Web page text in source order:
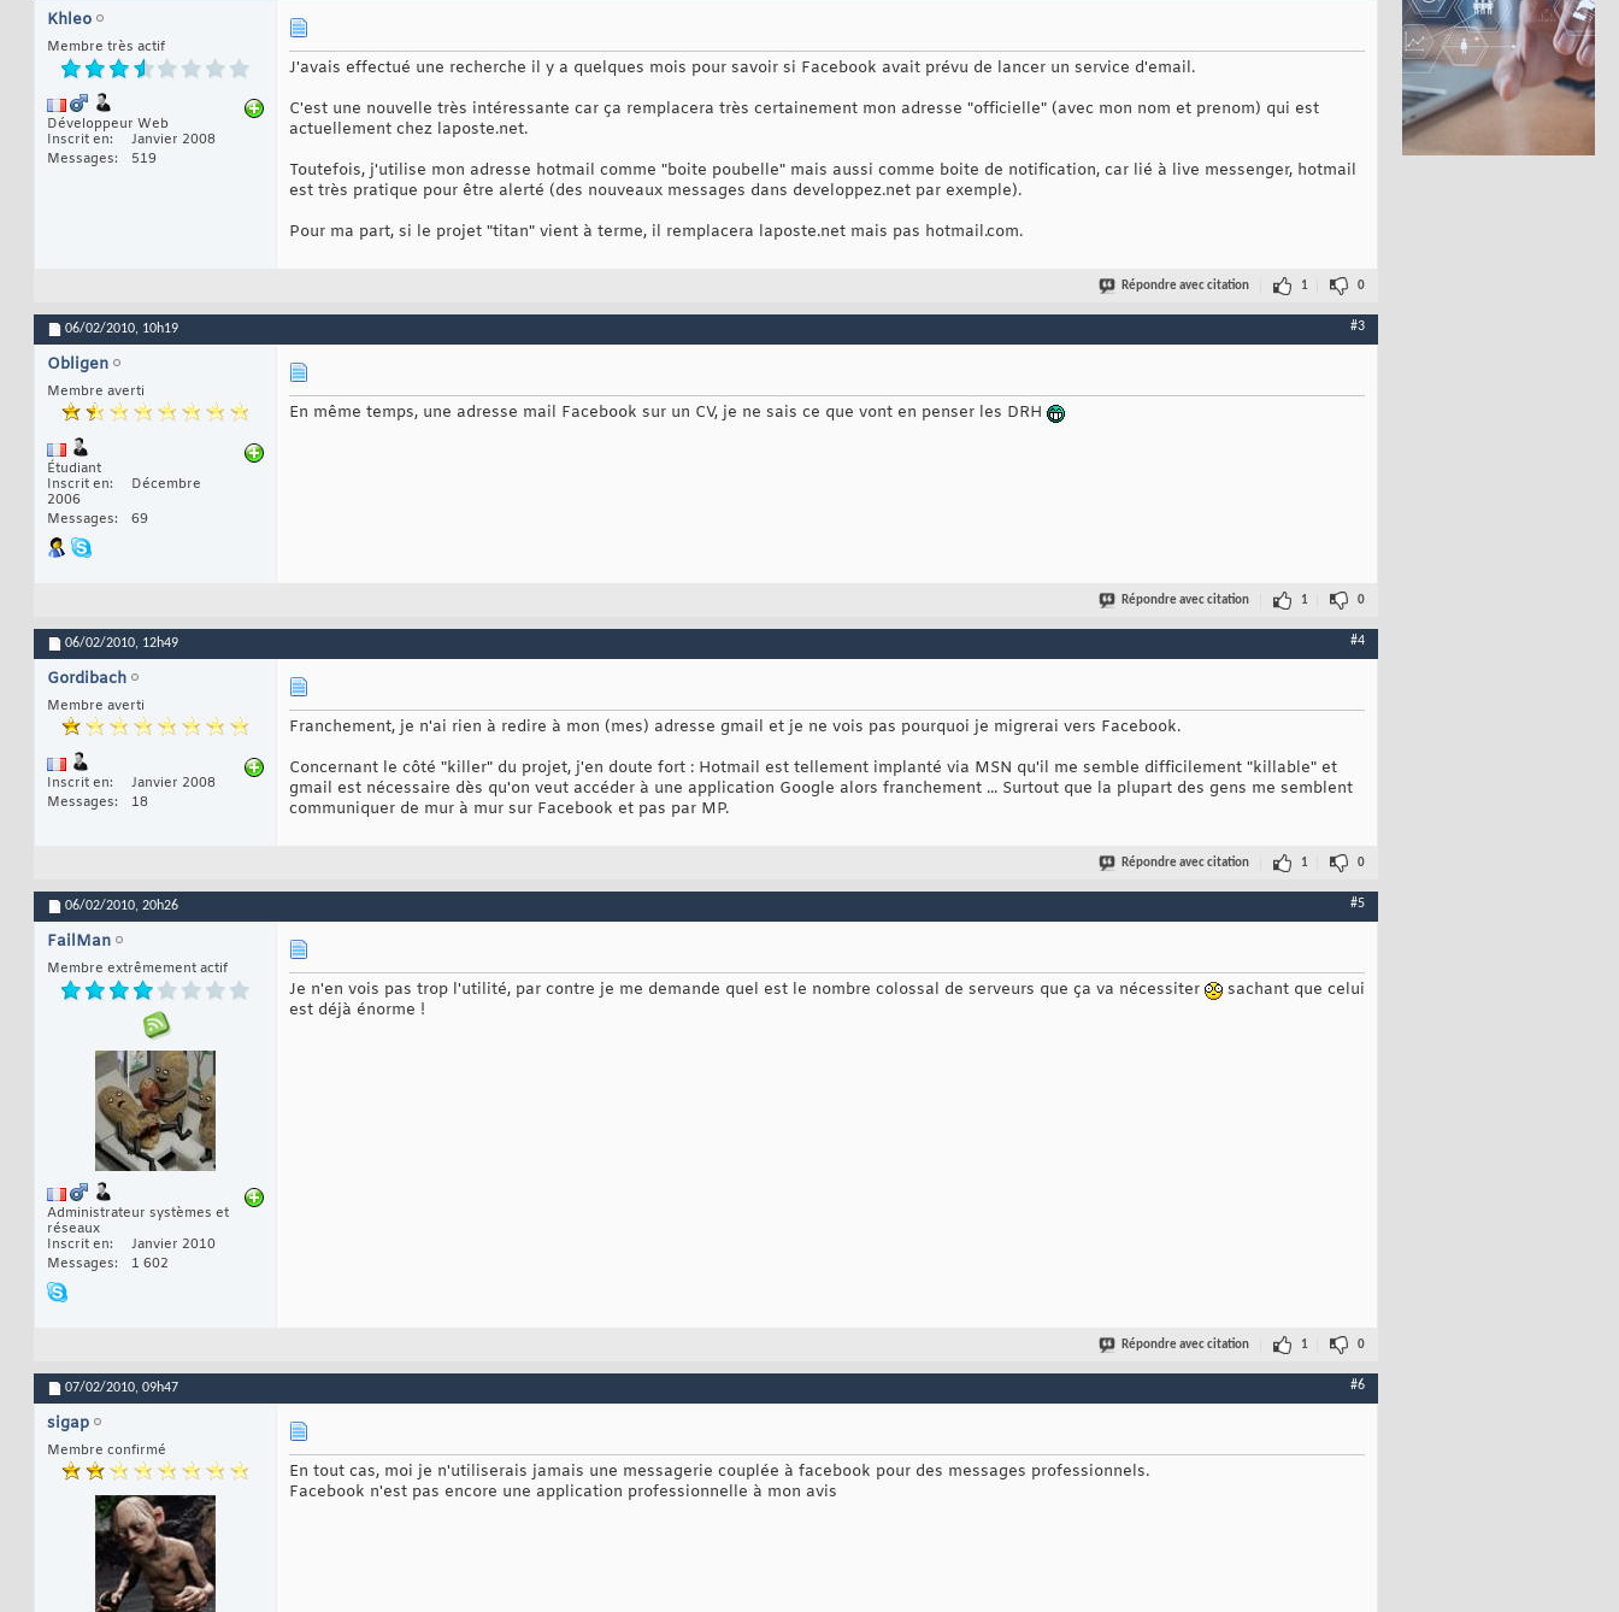
Khleo
Membre très actif
Développeur Web
Inscrit en
Janvier 2008
Messages
519
J'avais effectué une recherche il y a quelques mois pour savoir si Facebook avait prévu de lancer un service d'email.
C'est une nouvelle très intéressante car ça remplacera très certainement mon adresse "officielle" (avec mon nom et prenom) qui est
actuellement chez laposte.net.
Toutefois, j'utilise mon adresse hotmail comme "boite poubelle" mais aussi comme boite de notification, car lié à live messenger, hotmail
est très pratique pour être alerté (des nouveaux messages dans developpez.net par exemple).
Pour ma part, si le projet "titan" vient à terme, il remplacera laposte.net mais pas hotmail.com.
Répondre avec citation 1 0
06/02/2010, 10h19 #3
Obligen
Membre averti
Étudiant
Inscrit en
Décembre
2006
Messages
69
En même temps, une adresse mail Facebook sur un CV, je ne sais ce que vont en penser les DRH
Répondre avec citation 1 0
06/02/2010, 12h49 #4
Gordibach
Membre averti
Inscrit en
Janvier 2008
Messages
18
Franchement, je n'ai rien à redire à mon (mes) adresse gmail et je ne vois pas pourquoi je migrerai vers Facebook.
Concernant le côté "killer" du projet, j'en doute fort : Hotmail est tellement implanté via MSN qu'il me semble difficilement "killable" et
gmail est nécessaire dès qu'on veut accéder à une application Google alors franchement ... Surtout que la plupart des gens me semblent
communiquer de mur à mur sur Facebook et pas par MP.
Répondre avec citation 1 0
06/02/2010, 20h26 #5
FailMan
Membre extrêmement actif
Administrateur systèmes et
réseaux
Inscrit en
Janvier 2010
Messages
1 602
Je n'en vois pas trop l'utilité, par contre je me demande quel est le nombre colossal de serveurs que ça va nécessiter
sachant que celui
est déjà énorme !
Répondre avec citation 1 0
07/02/2010, 09h47 #6
sigap
Membre confirmé
En tout cas, moi je n'utiliserais jamais une messagerie couplée à facebook pour des messages professionnels.
Facebook n'est pas encore une application professionnelle à mon avis